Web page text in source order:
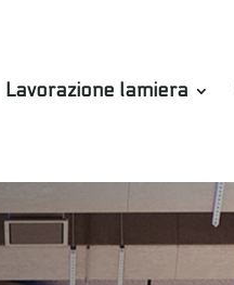
Lavorazione lamiera